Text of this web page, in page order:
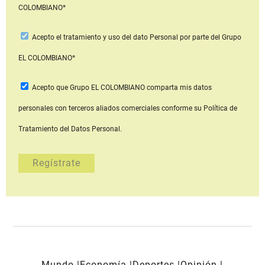
COLOMBIANO*
Acepto el tratamiento y uso del dato Personal por parte del Grupo
EL COLOMBIANO*
Acepto que Grupo EL COLOMBIANOcomparta mis datos
personales con terceros aliados comerciales conforme su Política de
Tratamiento del Datos Personal.